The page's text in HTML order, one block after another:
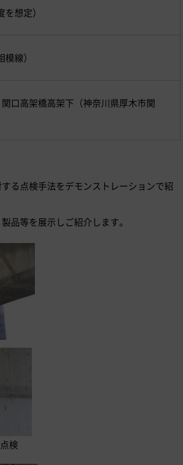
想定）
線）
口高架橋高架下（神奈川県厚木市関
る点検手法をデモンストレーションで紹
品等を展示しご紹介します。
検